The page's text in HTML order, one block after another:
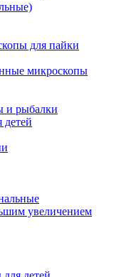
для пайки
микроскопы
и рыбалки
детей
увеличением